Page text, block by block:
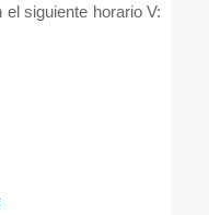
siguiente horario V: